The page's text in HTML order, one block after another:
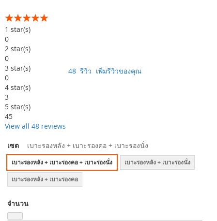
อันดับ:
99% of100
1 star(s)
0
2 star(s)
0
3 star(s)
0
4 star(s)
3
5 star(s)
45
View all 48 reviews
48 รีวิว เพิ่มรีวิวของคุณ
เซต เบาะรองหลัง + เบาะรองคอ + เบาะรองนั่ง
เบาะรองหลัง + เบาะรองคอ + เบาะรองนั่ง เบาะรองหลัง + เบาะรองนั่ง
เบาะรองหลัง + เบาะรองคอ
จำนวน